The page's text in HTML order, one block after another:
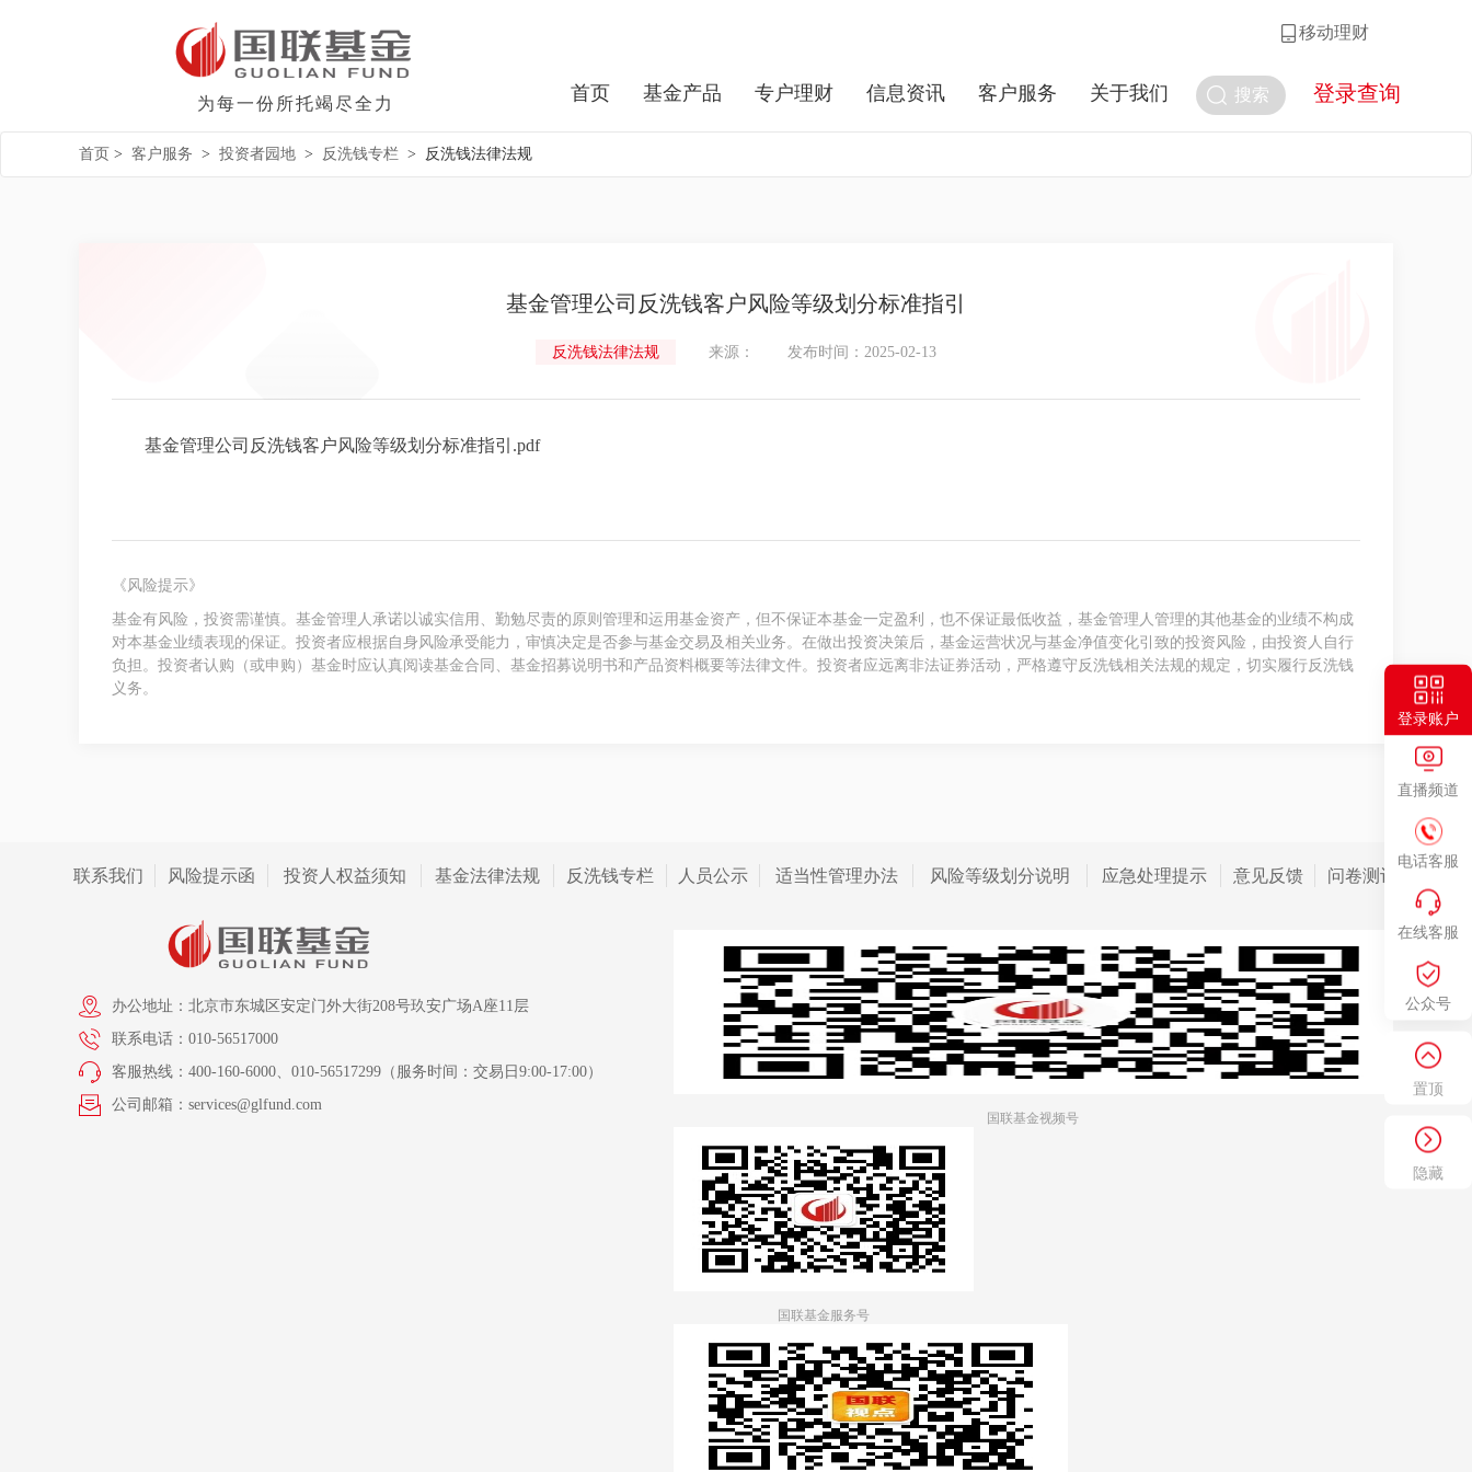
登录账户
直播频道
电话客服
在线客服
公众号
置顶
隐藏
移动理财
为每一份所托竭尽全力 搜索 登录查询
首页 基金产品 专户理财 信息资讯 客户服务 关于我们
首页 > 客户服务 > 投资者园地 > 反洗钱专栏 > 反洗钱法律法规
基金管理公司反洗钱客户风险等级划分标准指引
反洗钱法律法规 来源： 发布时间：2025-02-13
基金管理公司反洗钱客户风险等级划分标准指引.pdf
《风险提示》
基金有风险，投资需谨慎。基金管理人承诺以诚实信用、勤勉尽责的原则管理和运用基金资产，但不保证本基金一定盈利，也不保证最低收益，基金管理人管理的其他基金的业绩不构成
对本基金业绩表现的保证。投资者应根据自身风险承受能力，审慎决定是否参与基金交易及相关业务。在做出投资决策后，基金运营状况与基金净值变化引致的投资风险，由投资人自行
负担。投资者认购（或申购）基金时应认真阅读基金合同、基金招募说明书和产品资料概要等法律文件。投资者应远离非法证券活动，严格遵守反洗钱相关法规的规定，切实履行反洗钱
义务。
联系我们 风险提示函 投资人权益须知 基金法律法规 反洗钱专栏 人员公示 适当性管理办法 风险等级划分说明 应急处理提示 意见反馈 问卷测评
办公地址：北京市东城区安定门外大街208号玖安广场A座11层
联系电话：010-56517000
客服热线：400-160-6000、010-56517299（服务时间：交易日9:00-17:00）
公司邮箱：services@glfund.com
国联基金视频号
国联基金服务号